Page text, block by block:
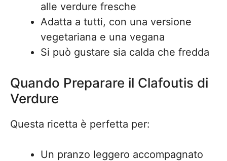
alle verdure fresche
Adatta a tutti, con una versione
vegetariana e una vegana
Si può gustare sia calda che fredda
Quando Preparare il Clafoutis di
Verdure
Questa ricetta è perfetta per:
Un pranzo leggero accompagnato